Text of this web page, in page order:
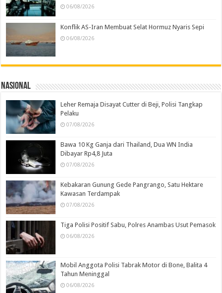
06/08/2026
Konflik AS-Iran Membuat Selat Hormuz Nyaris Sepi
06/08/2026
Nasional
Leher Remaja Disayat Cutter di Beji, Polisi Tangkap
Pelaku
07/08/2026
Bawa 10 Kg Ganja dari Thailand, Dua WN India
Dibayar Rp4,8 Juta
07/08/2026
Kebakaran Gunung Gede Pangrango, Satu Hektare
Kawasan Terdampak
07/08/2026
Tiga Polisi Positif Sabu, Polres Anambas Usut Pemasok
06/08/2026
Mobil Anggota Polisi Tabrak Motor di Bone, Balita 4
Tahun Meninggal
06/08/2026